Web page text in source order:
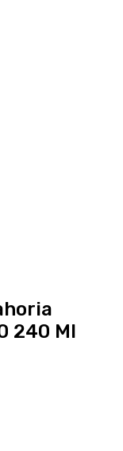
240 Ml